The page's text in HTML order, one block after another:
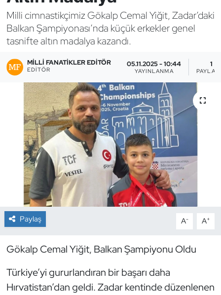
Milli cimnastikçimiz Gökalp Cemal Yiğit, Zadar’daki
Balkan Şampiyonası’nda küçük erkekler genel
tasnifte altın madalya kazandı.
MILLI FANATIKLER EDITÖR
EDITÖR
05.11.2025 - 10:44
YAYINLANMA
1
Paylaş A- A+
Gökalp Cemal Yiğit, Balkan Şampiyonu Oldu
Türkiye’yi gururlandıran bir başarı daha
Hırvatistan’dan geldi. Zadar kentinde düzenlenen
Bocce Bowling Dart
Boks
Briç
Buz Hokeyi
Buz Pateni
Çim Hokeyi
Cimnastik
Curling
Dağcılık
E-Spor